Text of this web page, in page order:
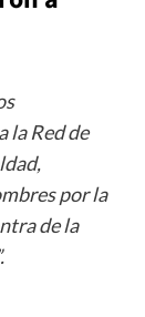
la Red de
por la
de la